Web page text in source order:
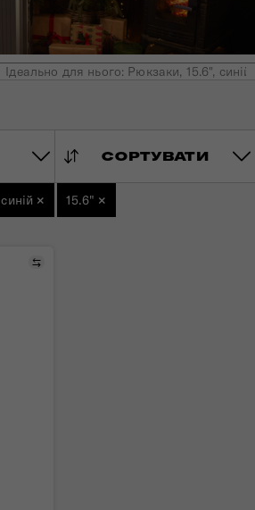
Ідеально для нього: Рюкзаки, 15.6", синій
СОРТУВАТИ
синій × 15.6" ×
Порівняти